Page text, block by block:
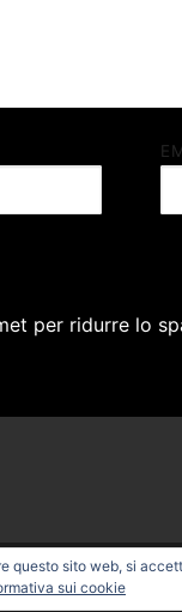
per ridurre lo
BIKE –
questo sito web, si
sui cookie